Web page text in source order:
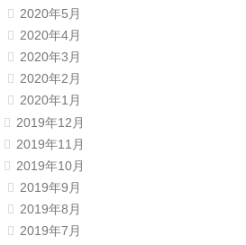
2020年5月
2020年4月
2020年3月
2020年2月
2020年1月
2019年12月
2019年11月
2019年10月
2019年9月
2019年8月
2019年7月